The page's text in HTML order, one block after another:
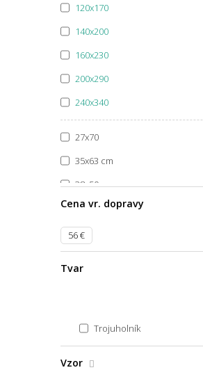
27x70
35x63 cm
38x50 cm
39x58
39x80
40x40
40x60 půlkruh
40x60x1,7
120x170
140x200
160x230
200x290
240x340
Cena vr. dopravy
56€
Tvar
Trojuholník
Vzor